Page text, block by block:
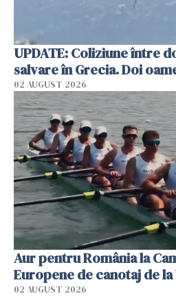
UPDATE: Coliziune între
salvare în Grecia. Doi
02 AUGUST 2026
Aur pentru România la
Europene de canotaj de la
02 AUGUST 2026